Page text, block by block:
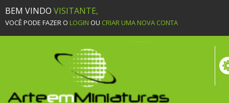
BEM VINDO VISITANTE,
VOCÊ PODE FAZER O LOGIN OU CRIAR UMA NOVA CONTA